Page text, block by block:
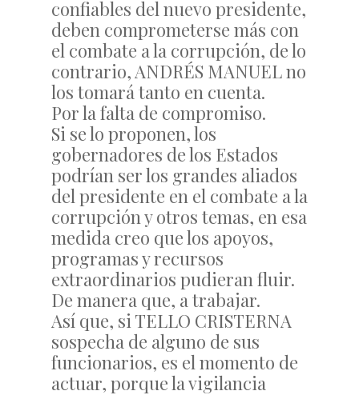
confiables del nuevo presidente,
deben comprometerse más con
el combate a la corrupción, de lo
contrario, ANDRÉS MANUEL no
los tomará tanto en cuenta.
Por la falta de compromiso.
Si se lo proponen, los
gobernadores de los Estados
podrían ser los grandes aliados
del presidente en el combate a la
corrupción y otros temas, en esa
medida creo que los apoyos,
programas y recursos
extraordinarios pudieran fluir.
De manera que, a trabajar.
Así que, si TELLO CRISTERNA
sospecha de alguno de sus
funcionarios, es el momento de
actuar, porque la vigilancia